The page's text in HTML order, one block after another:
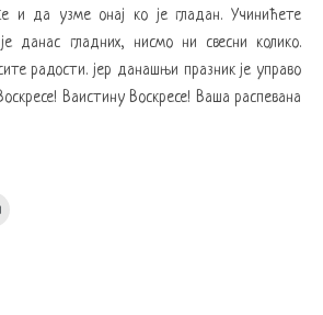
и да узме онај ко је гладан. Учинићете
данас гладних, нисмо ни свесни колико.
радости. јер данашњи празник је управо
Ваистину Воскресе! Ваша распевана